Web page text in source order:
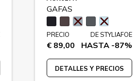
GAFAS
PRECIO
€ 89,00
DE STYLIAFOE
HASTA -87%
DETALLES Y PRECIOS